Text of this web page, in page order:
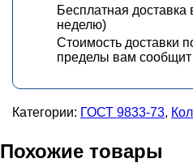
Бесплатная доставка
неделю)
Стоимость доставки
пределы вам
Категории: ГОСТ 9833-73,
Похожие товары